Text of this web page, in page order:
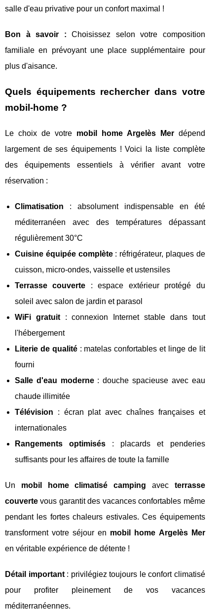
salle d'eau privative pour un confort maximal !
Bon à savoir : Choisissez selon votre composition
familiale en prévoyant une place supplémentaire pour
plus d'aisance.
Quels équipements rechercher dans votre
mobil-home ?
Le choix de votre mobil home Argelès Merdépend
largement de ses équipements ! Voici la liste complète
des équipements essentiels à vérifier avant votre
réservation :
Climatisation : absolument indispensable en été
méditerranéen avec des températures dépassant
régulièrement 30°C
Cuisine équipée complète: réfrigérateur, plaques de
cuisson, micro-ondes, vaisselle et ustensiles
Terrasse couverte : espace extérieur protégé du
soleil avec salon de jardin et parasol
WiFi gratuit: connexion Internet stable dans tout
l'hébergement
Literie de qualité: matelas confortables et linge de lit
fourni
Salle d'eau moderne: douche spacieuse avec eau
chaude illimitée
Télévision : écran plat avec chaînes françaises et
internationales
Rangements optimisés : placards et penderies
suffisants pour les affaires de toute la famille
Un mobil home climatisé camping avec terrasse
couverte vous garantit des vacances confortables même
pendant les fortes chaleurs estivales. Ces équipements
transforment votre séjour en mobil home Argelès Mer
en véritable expérience de détente !
Détail important: privilégiez toujours le confort climatisé
pour profiter pleinement de vos vacances
méditerranéennes.